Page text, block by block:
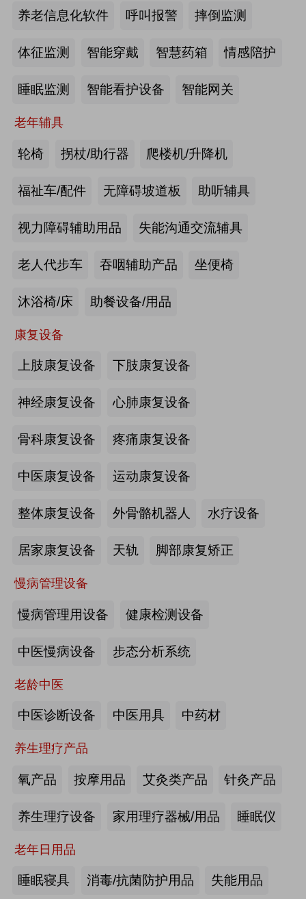
养老信息化软件 呼叫报警 摔倒监测
体征监测 智能穿戴 智慧药箱 情感陪护
睡眠监测 智能看护设备 智能网关
老年辅具
轮椅 拐杖/助行器 爬楼机/升降机
福祉车/配件 无障碍坡道板 助听辅具
视力障碍辅助用品 失能沟通交流辅具
老人代步车 吞咽辅助产品 坐便椅
沐浴椅/床 助餐设备/用品
康复设备
上肢康复设备 下肢康复设备
神经康复设备 心肺康复设备
骨科康复设备 疼痛康复设备
中医康复设备 运动康复设备
整体康复设备 外骨骼机器人 水疗设备
居家康复设备 天轨 脚部康复矫正
慢病管理设备
慢病管理用设备 健康检测设备
中医慢病设备 步态分析系统
老龄中医
中医诊断设备 中医用具 中药材
养生理疗产品
氧产品 按摩用品 艾灸类产品 针灸产品
养生理疗设备 家用理疗器械/用品 睡眠仪
老年日用品
睡眠寝具 消毒/抗菌防护用品 失能用品
施数量已达39.6万个
来源:中国新闻网
展千人老年脑健康专项关爱活动
来源:养老福祉圈 2026-07-13
焕新银发日常 虹桥镇持续推进老年
友好社区建设工作
未来医养 · 智建绿康——中国医养融
来源:注册会员
海量养老行业资源
【如愿】升降浴室柜-海尔智慧康养
来源:注册会员
海尔电动轮椅-海尔智慧康养
来源:注册会员
懒人血压计M8-海尔智慧康养
来源:注册会员